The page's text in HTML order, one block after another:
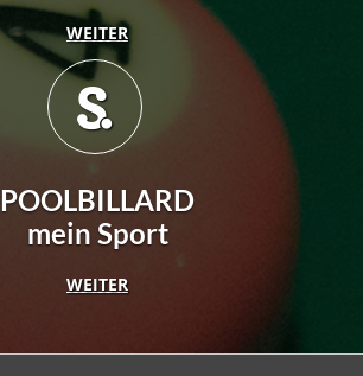
WEITER
POOLBILLARD
mein Sport
WEITER